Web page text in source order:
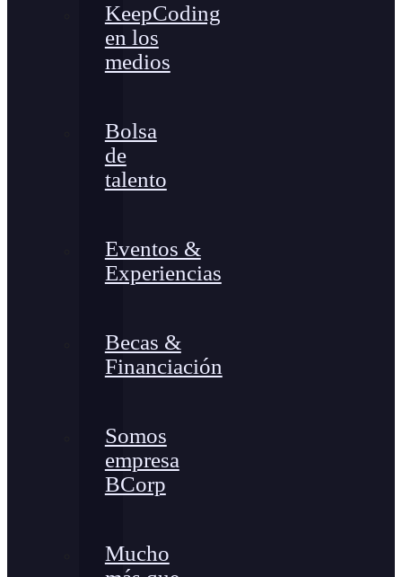
KeepCoding
en los
medios
Bolsa
de
talento
Eventos &
Experiencias
Becas &
Financiación
Somos
empresa
BCorp
Mucho